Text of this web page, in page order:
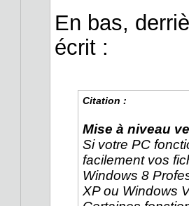
En bas,
écrit :
Citation :
Mise à niveau
Si votre PC
facilement vos
Windows 8
XP ou Windows